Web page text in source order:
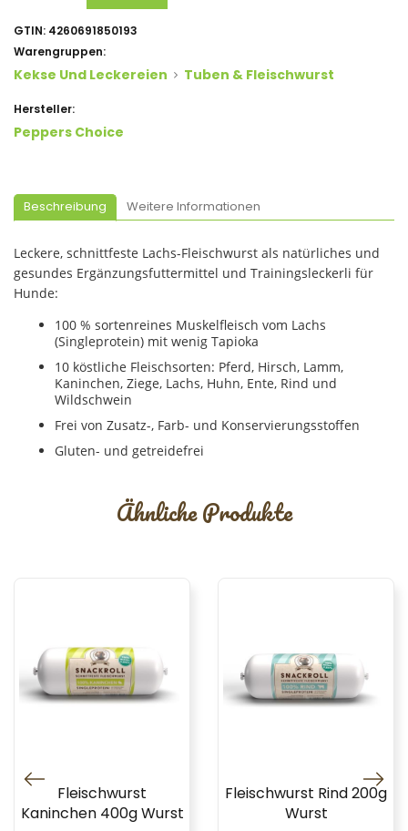
GTIN: 4260691850193
Warengruppen:
Kekse Und Leckereien Tuben & Fleischwurst
Hersteller:
Peppers Choice
Beschreibung Weitere Informationen
Leckere, schnittfeste Lachs-Fleischwurst als natürliches und
gesundes Ergänzungsfuttermittel und Trainingsleckerli für
Hunde:
100 % sortenreines Muskelfleisch vom Lachs
(Singleprotein) mit wenig Tapioka
10 köstliche Fleischsorten: Pferd, Hirsch, Lamm,
Kaninchen, Ziege, Lachs, Huhn, Ente, Rind und
Wildschwein
Frei von Zusatz-, Farb- und Konservierungsstoffen
Gluten- und getreidefrei
Ähnliche Produkte
Fleischwurst
Kaninchen 400g Wurst
Fleischwurst Rind 200g
Wurst